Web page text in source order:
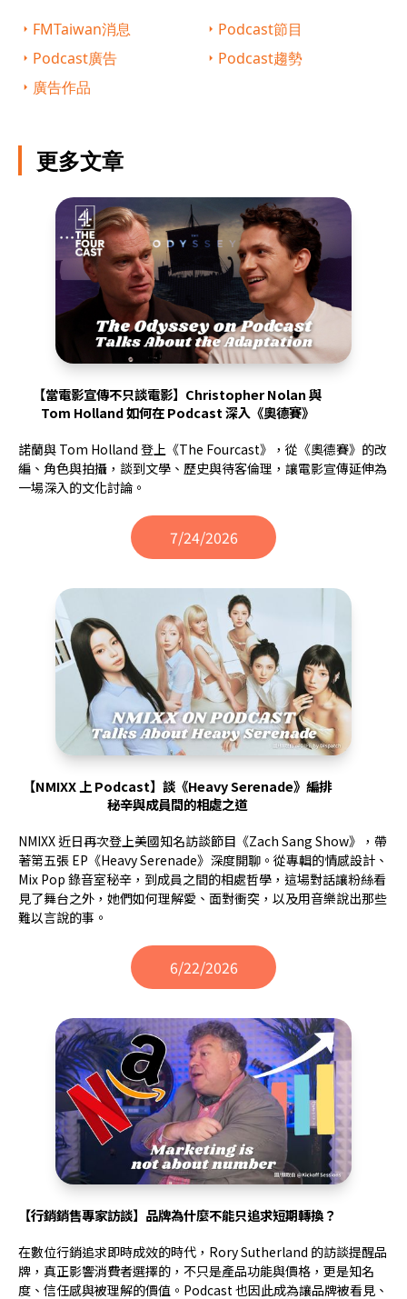
FMTaiwan消息
Podcast節目
Podcast廣告
Podcast趨勢
廣告作品
更多文章
【當電影宣傳不只談電影】Christopher Nolan 與
Tom Holland 如何在 Podcast 深入《奧德賽》
諾蘭與 Tom Holland 登上《The Fourcast》，從《奧德賽》的改
編、角色與拍攝，談到文學、歷史與待客倫理，讓電影宣傳延伸為
一場深入的文化討論。
7/24/2026
【NMIXX 上 Podcast】談《Heavy Serenade》編排
秘辛與成員間的相處之道
NMIXX 近日再次登上美國知名訪談節目《Zach Sang Show》，帶
著第五張 EP《Heavy Serenade》深度開聊。從專輯的情感設計、
Mix Pop 錄音室秘辛，到成員之間的相處哲學，這場對話讓粉絲看
見了舞台之外，她們如何理解愛、面對衝突，以及用音樂說出那些
難以言說的事。
6/22/2026
【行銷銷售專家訪談】品牌為什麼不能只追求短期轉換？
在數位行銷追求即時成效的時代，Rory Sutherland 的訪談提醒品
牌，真正影響消費者選擇的，不只是產品功能與價格，更是知名
度、信任感與被理解的價值。Podcast 也因此成為讓品牌被看見、